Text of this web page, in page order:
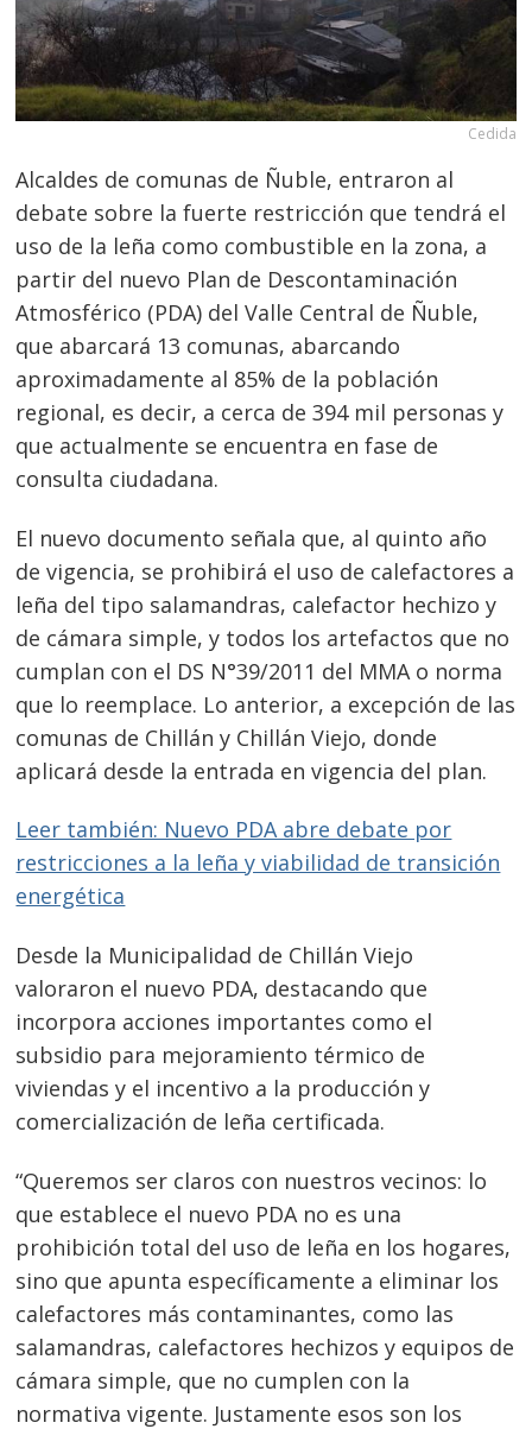
Cedida
Alcaldes de comunas de Ñuble, entraron al
debate sobre la fuerte restricción que tendrá el
uso de la leña como combustible en la zona, a
partir del nuevo Plan de Descontaminación
Atmosférico (PDA) del Valle Central de Ñuble,
que abarcará 13 comunas, abarcando
aproximadamente al 85% de la población
regional, es decir, a cerca de 394 mil personas y
que actualmente se encuentra en fase de
consulta ciudadana.
El nuevo documento señala que, al quinto año
de vigencia, se prohibirá el uso de calefactores a
leña del tipo salamandras, calefactor hechizo y
de cámara simple, y todos los artefactos que no
cumplan con el DS N°39/2011 del MMA o norma
que lo reemplace. Lo anterior, a excepción de las
comunas de Chillán y Chillán Viejo, donde
aplicará desde la entrada en vigencia del plan.
Leer también: Nuevo PDA abre debate por
restricciones a la leña y viabilidad de transición
energética
Desde la Municipalidad de Chillán Viejo
valoraron el nuevo PDA, destacando que
incorpora acciones importantes como el
subsidio para mejoramiento térmico de
viviendas y el incentivo a la producción y
comercialización de leña certificada.
“Queremos ser claros con nuestros vecinos: lo
que establece el nuevo PDA no es una
prohibición total del uso de leña en los hogares,
sino que apunta específicamente a eliminar los
calefactores más contaminantes, como las
salamandras, calefactores hechizos y equipos de
cámara simple, que no cumplen con la
normativa vigente. Justamente esos son los